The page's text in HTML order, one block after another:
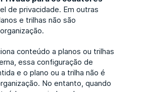
de privacidade. Em outras
e trilhas não são
conteúdo a planos ou trilhas
essa configuração de
e o plano ou a trilha não é
No entanto, quando